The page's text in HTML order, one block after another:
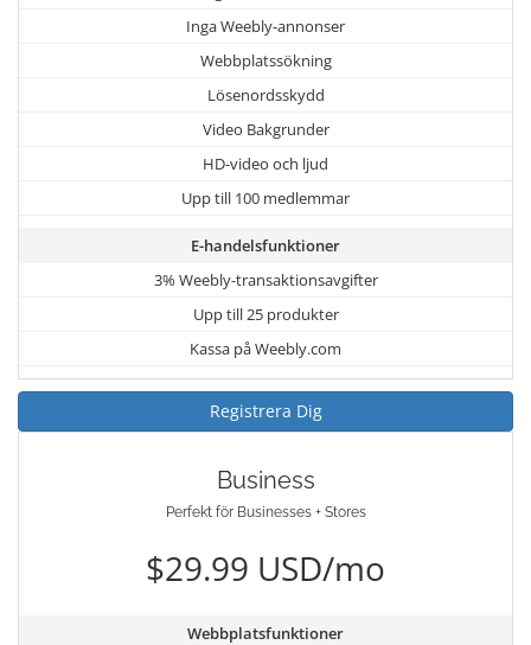
Inga Weebly-annonser
Webbplatssökning
Lösenordsskydd
Video Bakgrunder
HD-video och ljud
Upp till 100 medlemmar
E-handelsfunktioner
3% Weebly-transaktionsavgifter
Upp till 25 produkter
Kassa på Weebly.com
Registrera Dig
Business
Perfekt för Businesses + Stores
$29.99 USD/mo
Webbplatsfunktioner